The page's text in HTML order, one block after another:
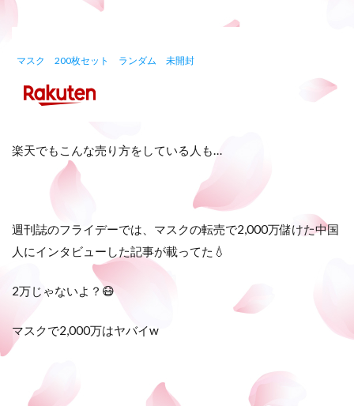
マスク 200枚セット ランダム 未開封
楽天でもこんな売り方をしている人も…
週刊誌のフライデーでは、マスクの転売で2,000万儲けた中国
人にインタビューした記事が載ってた💧
2万じゃないよ？😷
マスクで2,000万はヤバイw